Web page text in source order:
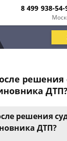
8 499 938-54-
решения
решения
ДТП?